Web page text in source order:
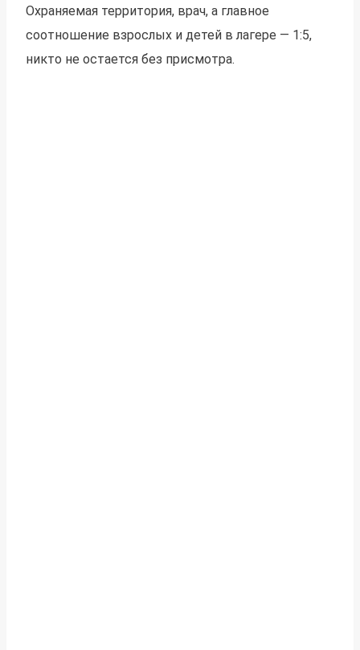
Охраняемая территория, врач, а главное
соотношение взрослых и детей в лагере — 1:5,
никто не остается без присмотра.